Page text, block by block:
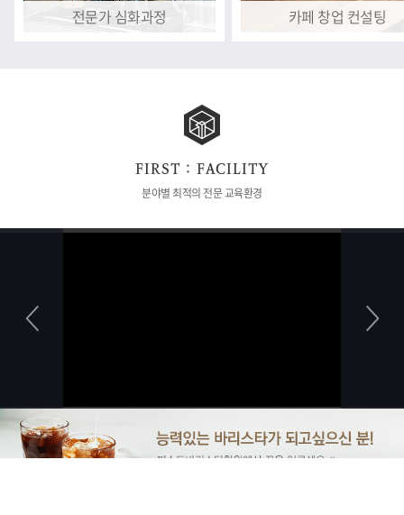
전문가 심화과정 카페 창업 컨설팅
FIRST : FACILITY
분야별 최적의 전문 교육환경